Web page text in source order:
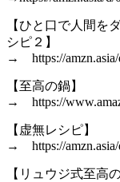
【ひと口で人間を
シピ２】
→ https://amzn.asia/
【至高の鍋】
→ https://
【虚無レシピ】
→ https://amzn.asia/
【リュウジ式至高